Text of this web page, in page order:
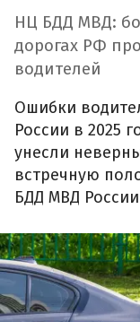
НЦ БДД МВД:
дорогах РФ
водителей
Ошибки
России в 2025
унесли
встречную
БДД МВД